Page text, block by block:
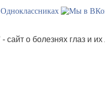
сайт о болезнях глаз и